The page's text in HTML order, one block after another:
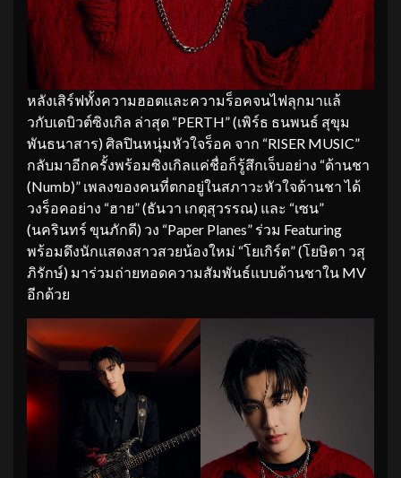
หลังเสิร์ฟทั้งความฮอตและความร็อคจนไฟลุกมาแล้
วกับเดบิวต์ซิงเกิล ล่าสุด “PERTH” (เพิร์ธ ธนพนธ์ สุขุม
พันธนาสาร) ศิลปินหนุ่มหัวใจร็อค จาก “RISER MUSIC”
กลับมาอีกครั้งพร้อมซิงเกิลแค่ชื่อก็รู้สึกเจ็บอย่าง “ด้านชา
(Numb)” เพลงของคนที่ตกอยู่ในสภาวะหัวใจด้านชา ได้
วงร็อคอย่าง “ฮาย” (ธันวา เกตุสุวรรณ) และ “เซน”
(นครินทร์ ขุนภักดี) วง “Paper Planes” ร่วม Featuring
พร้อมดึงนักแสดงสาวสวยน้องใหม่ “โยเกิร์ต” (โยษิตา วสุ
ภิรักษ์) มาร่วมถ่ายทอดความสัมพันธ์แบบด้านชาใน MV
อีกด้วย